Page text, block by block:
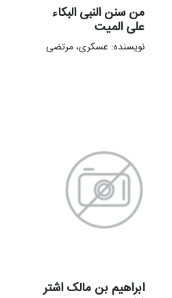
من سنن النبی البکاء
علی المیت
نویسنده: عسکری، مرتضی
ابراهیم بن مالک اشتر